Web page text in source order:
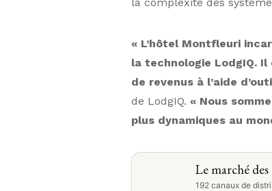
« L’hôtel Montfleuri
la technologie LodgIQ.
de revenus à l’aide
de LodgIQ. « Nous
plus dynamiques au
Le marché
192 canaux de